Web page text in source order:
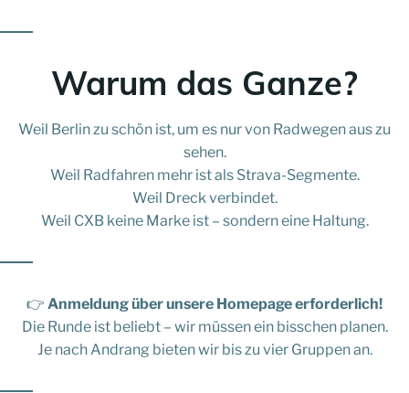
Warum das Ganze?
Weil Berlin zu schön ist, um es nur von Radwegen aus zu
sehen.
Weil Radfahren mehr ist als Strava-Segmente.
Weil Dreck verbindet.
Weil CXB keine Marke ist – sondern eine Haltung.
👉 Anmeldung über unsere Homepage erforderlich!
Die Runde ist beliebt – wir müssen ein bisschen planen.
Je nach Andrang bieten wir bis zu vier Gruppen an.